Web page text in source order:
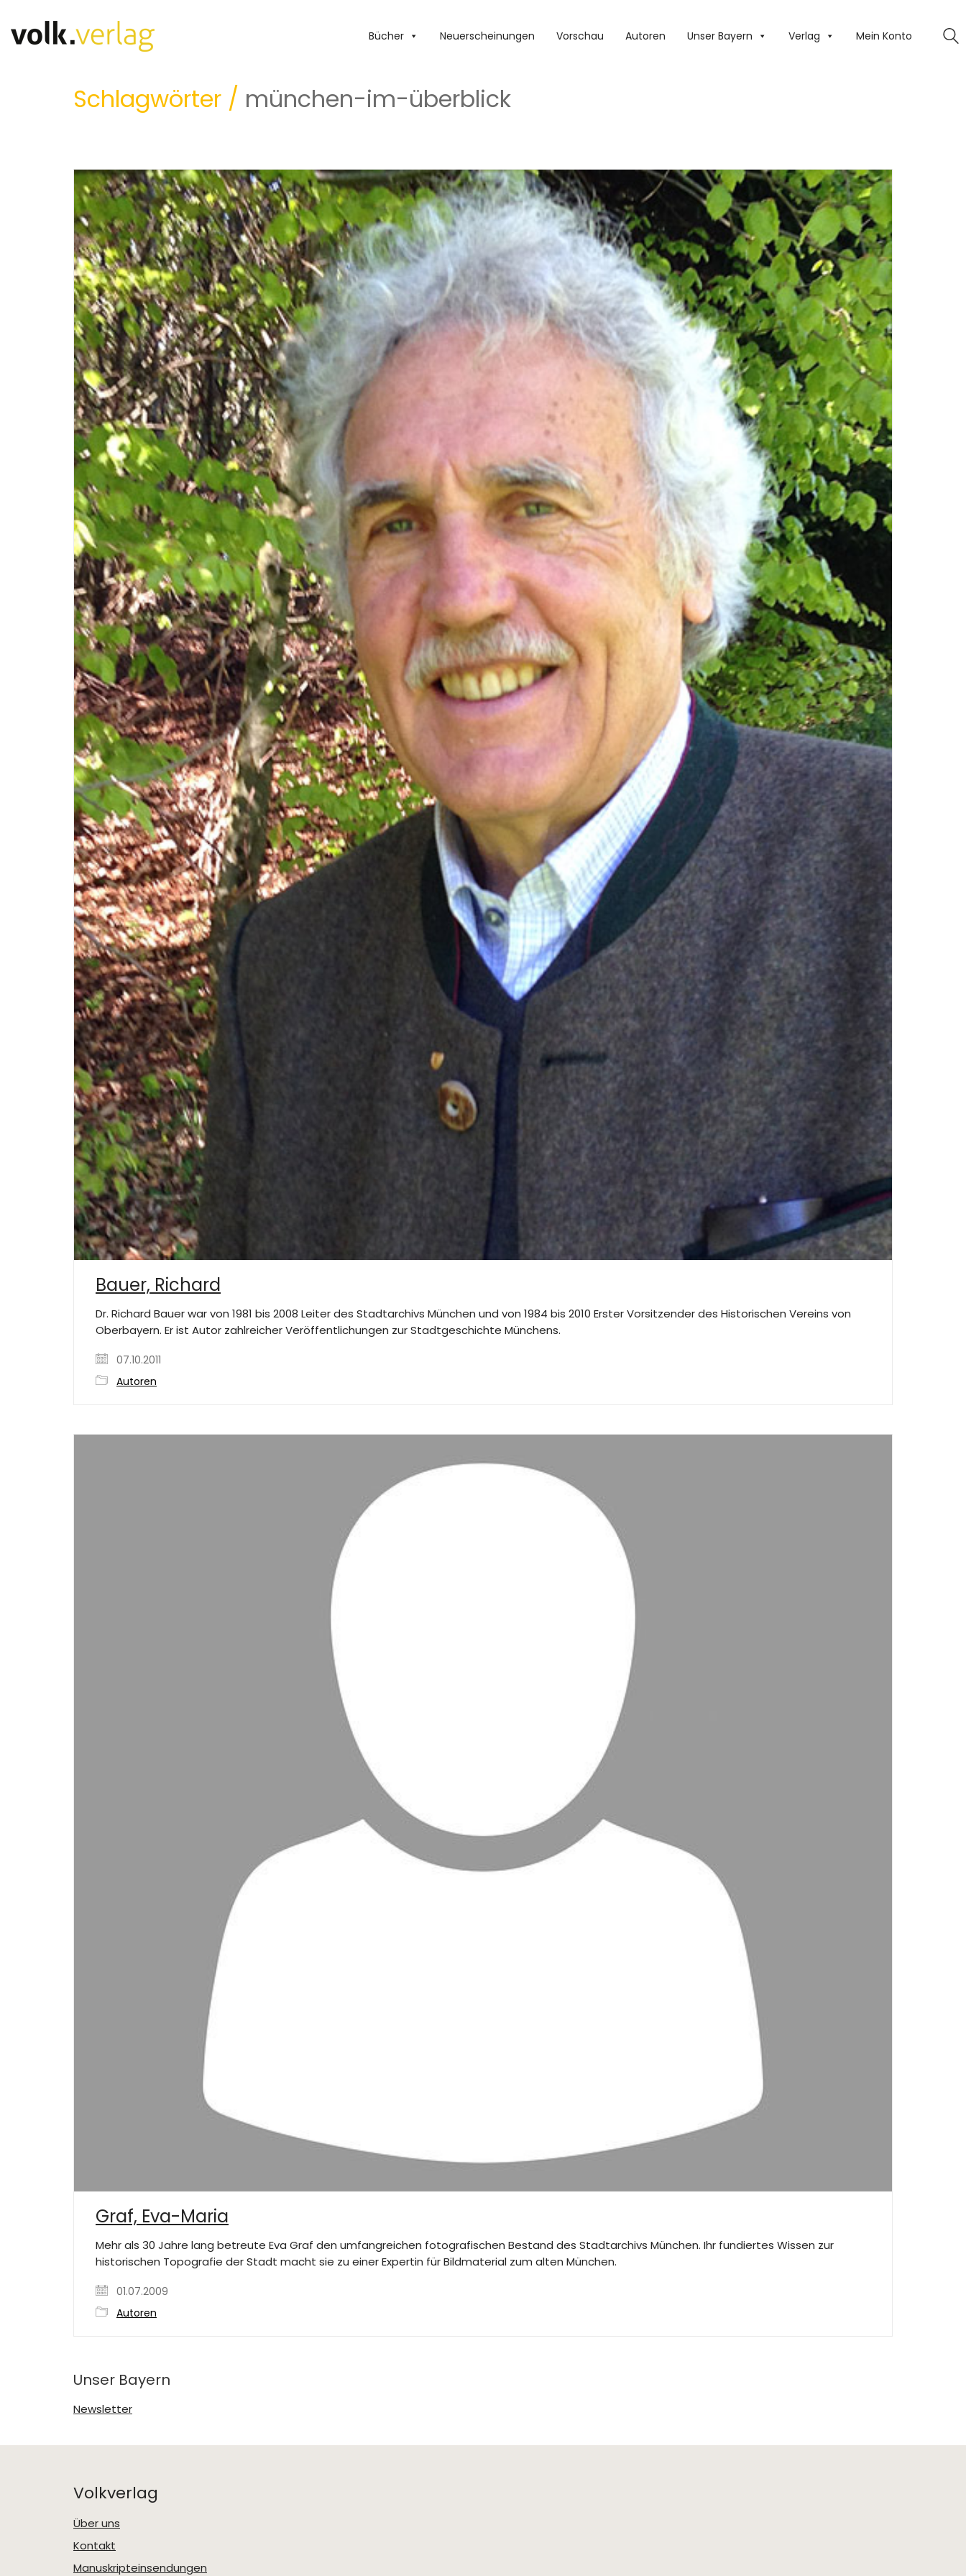
Bücher Neuerscheinungen Vorschau Autoren Unser Bayern Verlag Mein Konto
Schlagwörter / münchen-im-überblick
Bauer, Richard
Dr. Richard Bauer war von 1981 bis 2008 Leiter des Stadtarchivs München und von 1984 bis 2010 Erster Vorsitzender des Historischen Vereins von
Oberbayern. Er ist Autor zahlreicher Veröffentlichungen zur Stadtgeschichte Münchens.
07.10.2011
Autoren
Graf, Eva-Maria
Mehr als 30 Jahre lang betreute Eva Graf den umfangreichen fotografischen Bestand des Stadtarchivs München. Ihr fundiertes Wissen zur
historischen Topografie der Stadt macht sie zu einer Expertin für Bildmaterial zum alten München.
01.07.2009
Autoren
Unser Bayern
Newsletter
Volkverlag
Über uns
Kontakt
Manuskripteinsendungen